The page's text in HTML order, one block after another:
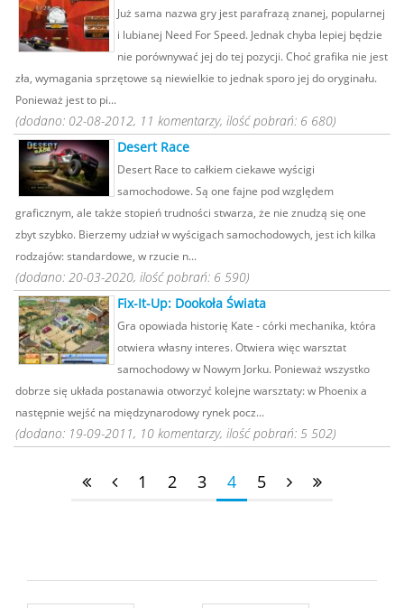
Już sama nazwa gry jest parafrazą znanej, popularnej
i lubianej Need For Speed. Jednak chyba lepiej będzie
nie porównywać jej do tej pozycji. Choć grafika nie jest
zła, wymagania sprzętowe są niewielkie to jednak sporo jej do oryginału.
Ponieważ jest to pi...
(dodano: 02-08-2012, 11 komentarzy, ilość pobrań: 6 680)
Desert Race
Desert Race to całkiem ciekawe wyścigi
samochodowe. Są one fajne pod względem
graficznym, ale także stopień trudności stwarza, że nie znudzą się one
zbyt szybko. Bierzemy udział w wyścigach samochodowych, jest ich kilka
rodzajów: standardowe, w rzucie n...
(dodano: 20-03-2020, ilość pobrań: 6 590)
Fix-It-Up: Dookoła Świata
Gra opowiada historię Kate - córki mechanika, która
otwiera własny interes. Otwiera więc warsztat
samochodowy w Nowym Jorku. Ponieważ wszystko
dobrze się układa postanawia otworzyć kolejne warsztaty: w Phoenix a
następnie wejść na międzynarodowy rynek pocz...
(dodano: 19-09-2011, 10 komentarzy, ilość pobrań: 5 502)
1 2 3 4 5